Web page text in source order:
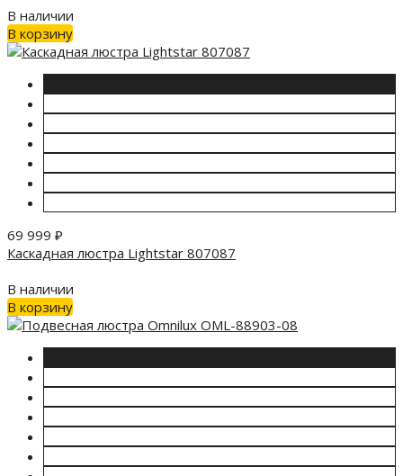
В наличии
В корзину
69 999 ₽
Каскадная люстра Lightstar 807087
В наличии
В корзину